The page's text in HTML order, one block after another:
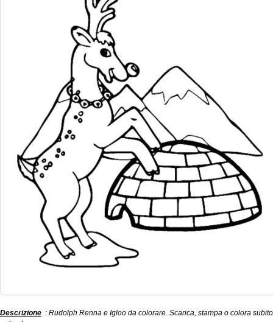
Descrizione : Rudolph Renna e Igloo da colorare. Scarica, stampa o colora subito